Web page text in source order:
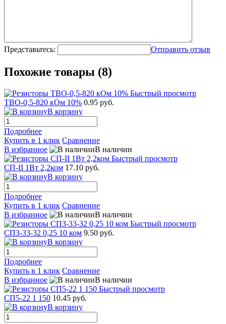
Представьтесь: Отправить отзыв
Похожие товары (8)
Быстрый просмотр
ТВО-0,5-820 кОм 10% 0.95 руб.
В корзину
Подробнее
Купить в 1 клик Сравнение
В избранное
В наличии
Быстрый просмотр
СП-II 1Вт 2,2ком 17.10 руб.
В корзину
Подробнее
Купить в 1 клик Сравнение
В избранное
В наличии
Быстрый просмотр
СП3-33-32 0,25 10 ком 9.50 руб.
В корзину
Подробнее
Купить в 1 клик Сравнение
В избранное
В наличии
Быстрый просмотр
СП5-22 1 150 10.45 руб.
В корзину